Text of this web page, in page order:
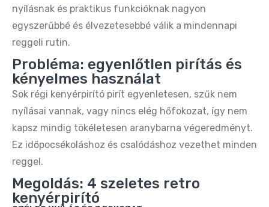
OTE hordozható szódakészítő gép – CO₂
patronnal 20 db frissítő szódához
Buydeem DT620E 2‑Szeletes Kenyérpirító –
Ezüst, Állítható Fokozat
16.990 Ft 32.990 Ft
Buydeem DT620E Citromsárga 2‑Szeletes
nyílásnak és praktikus funkcióknak nagyon
egyszerűbbé és élvezetesebbé válik a mindennapi
reggeli rutin.
Probléma: egyenlőtlen pirítás és
kényelmes használat
Sok régi kenyérpirító pirít egyenletesen, szűk nem
nyílásai vannak, vagy nincs elég hőfokozat, így nem
kapsz mindig tökéletesen aranybarna végeredményt.
Ez időpocsékoláshoz és csalódáshoz vezethet minden
reggel.
Megoldás: 4 szeletes retro
kenyérpirító